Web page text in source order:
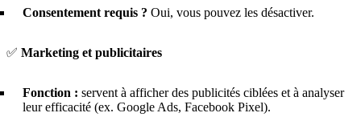
Consentement requis ? Oui, vous pouvez les désactiver.
✅ Marketing et publicitaires
Fonction : servent à afficher des publicités ciblées et à analyser
leur efficacité (ex. Google Ads, Facebook Pixel).